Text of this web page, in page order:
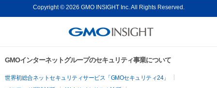
Copyright © 2026 GMO INSIGHT Inc. All Rights Reserved.
GMOインターネットグループのセキュリティ事業について
世界初総合ネットセキュリティサービス「GMOセキュリティ24」